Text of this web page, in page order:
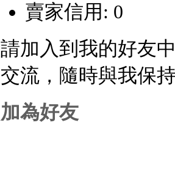
賣家信用: 0
請加入到我的好友
交流，隨時與我保
加為好友